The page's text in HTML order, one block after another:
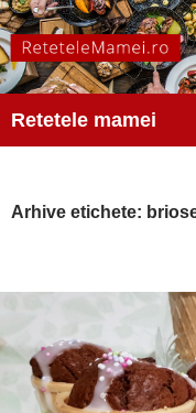
Retetele mamei
Arhive etichete: